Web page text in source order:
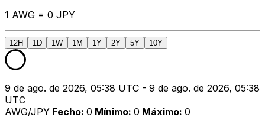
1 AWG = 0 JPY
12H 1D 1W 1M 1Y 2Y 5Y 10Y
9 de ago. de 2026, 05:38 UTC - 9 de ago. de 2026, 05:38
UTC
AWG/JPY Fecho: 0 Mínimo: 0 Máximo: 0